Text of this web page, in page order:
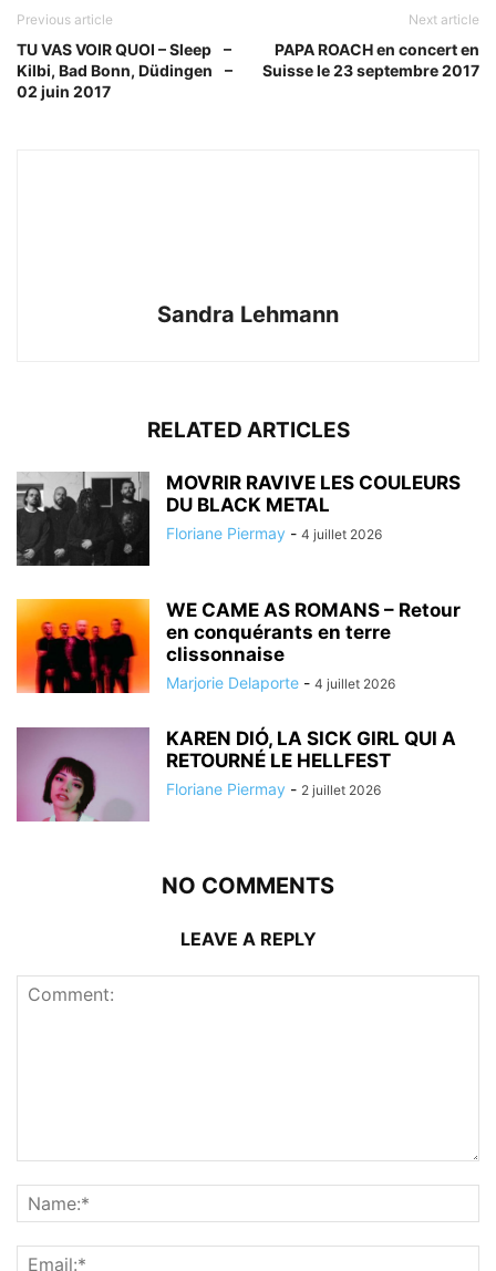
Previous article
TU VAS VOIR QUOI – Sleep –
Kilbi, Bad Bonn, Düdingen –
02 juin 2017
Next article
PAPA ROACH en concert en
Suisse le 23 septembre 2017
Sandra Lehmann
RELATED ARTICLES
MOVRIR RAVIVE LES COULEURS
DU BLACK METAL
Floriane Piermay - 4 juillet 2026
WE CAME AS ROMANS – Retour
en conquérants en terre
clissonnaise
Marjorie Delaporte - 4 juillet 2026
KAREN DIÓ, LA SICK GIRL QUI A
RETOURNÉ LE HELLFEST
Floriane Piermay - 2 juillet 2026
NO COMMENTS
LEAVE A REPLY